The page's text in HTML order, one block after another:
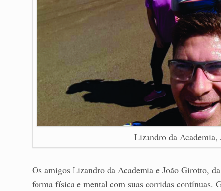
Lizandro da
Os amigos Lizandro da Academia e João Girotto,
forma física e mental com suas corridas contínuas.